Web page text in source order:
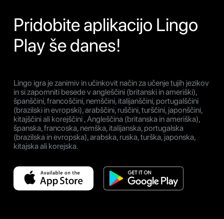
Pridobite aplikacijo Lingo
Play še danes!
Lingo igra je zanimiv in učinkovit način za učenje tujih jezikov
in si zapomniti besede v angleščini (britanski in ameriški),
španščini, francoščini, nemščini, italijanščini, portugalščini
(brazilski in evropski), arabščini, ruščini, turščini, japonščini,
kitajščini ali korejščini , Angleščina (britanska in ameriška),
španska, francoska, nemška, italijanska, portugalska
(brazilska in evropska), arabska, ruska, turška, japonska,
kitajska ali korejska.